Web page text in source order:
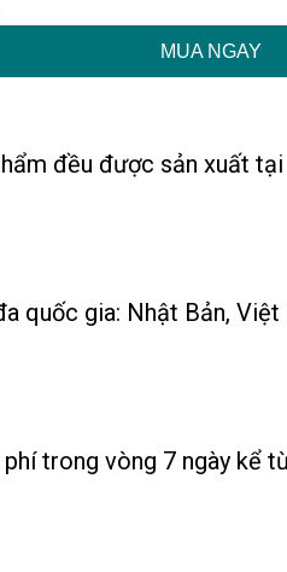
MUA NGAY
quốc gia: Nhật Bản, Việt
trong vòng 7 ngày kể
đều được sản xuất